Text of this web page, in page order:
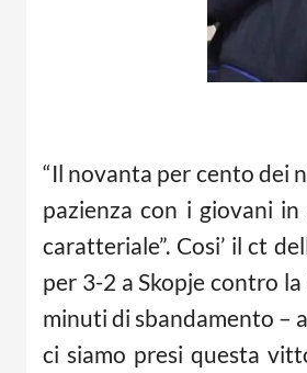
“Il novanta per cento dei
pazienza con i giovani
caratteriale”. Cosi’ il ct
per 3-2 a Skopje contro
minuti di sbandamento –
ci siamo presi questa